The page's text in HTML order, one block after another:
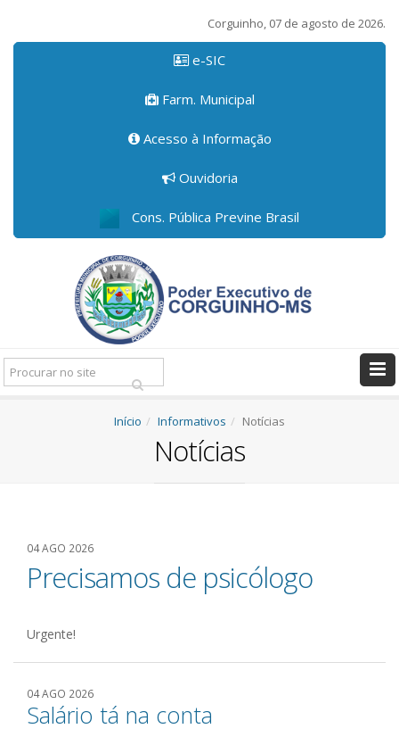
Corguinho, 07 de agosto de 2026.
e-SIC
Farm. Municipal
Acesso à Informação
Ouvidoria
Cons. Pública Previne Brasil
Pesquisar:
Início Informativos Notícias
Notícias
04 AGO 2026
Precisamos de psicólogo
Urgente!
04 AGO 2026
Salário tá na conta